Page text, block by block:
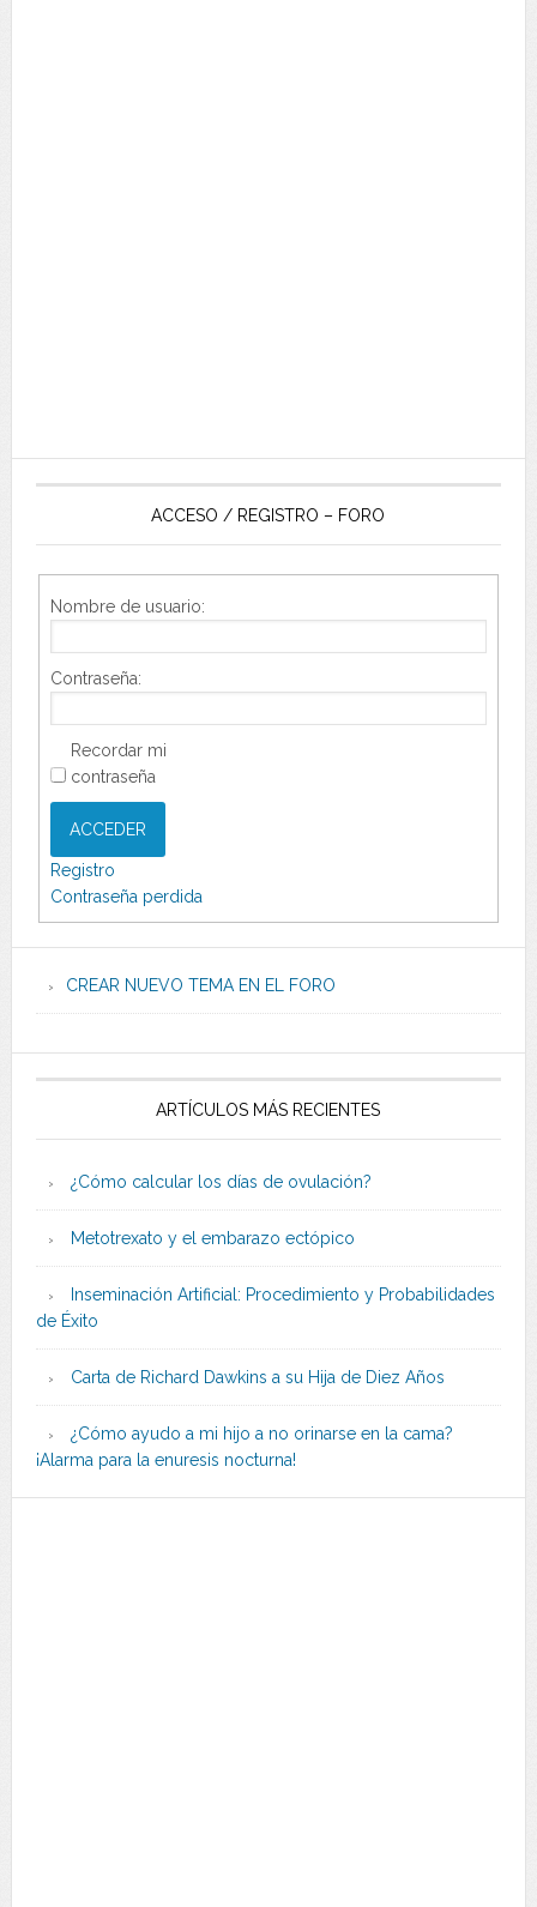
ACCESO / REGISTRO – FORO
Nombre de usuario:
Contraseña:
Recordar mi
contraseña
ACCEDER
Registro
Contraseña perdida
CREAR NUEVO TEMA EN EL FORO
ARTÍCULOS MÁS RECIENTES
¿Cómo calcular los días de ovulación?
Metotrexato y el embarazo ectópico
Inseminación Artificial: Procedimiento y Probabilidades
de Éxito
Carta de Richard Dawkins a su Hija de Diez Años
¿Cómo ayudo a mi hijo a no orinarse en la cama?
¡Alarma para la enuresis nocturna!